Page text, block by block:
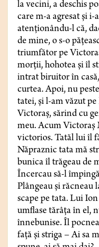
la vecini, a deschis
care m-a agresat și
atenționându-l că,
de mine, o s-o
triumfător pe
morții, hohotea și îl
intrat biruitor în
curtea. Apoi, nu
tatei, și l-am văzut
Victoraș, sărind cu
meu. Acum Victoraș
victorios. Tatăl lui îl
Năpraznic tata mă
bunica îl trăgeau de
Încercau să-l
Plângeau și răcneau
scape pe tata. Lui
umflase tărâța în el,
înnebunise. Îl
față și striga – Ai sa